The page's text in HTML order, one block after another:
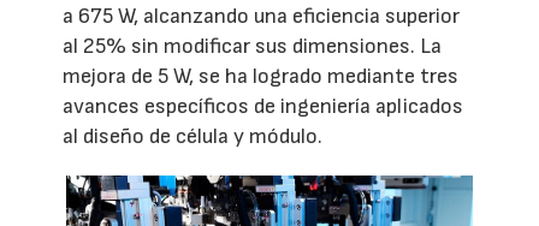
a 675 W, alcanzando una eficiencia superior
al 25% sin modificar sus dimensiones. La
mejora de 5 W, se ha logrado mediante tres
avances específicos de ingeniería aplicados
al diseño de célula y módulo.